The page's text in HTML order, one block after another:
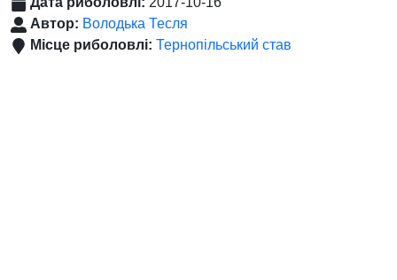
Автор: Володька Тесля
Місце риболовлі: Тернопільський став